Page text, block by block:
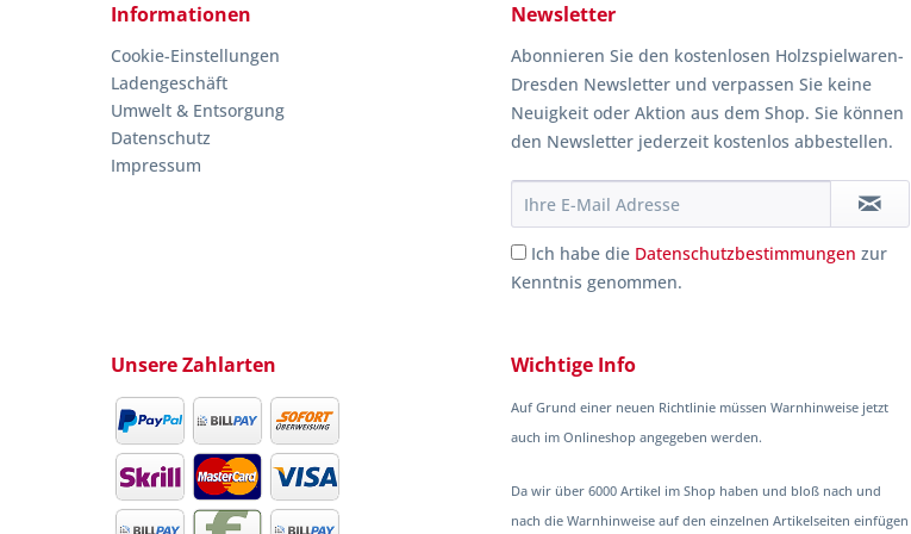
Informationen
Cookie-Einstellungen
Ladengeschäft
Umwelt & Entsorgung
Datenschutz
Impressum
Newsletter
Abonnieren Sie den kostenlosen Holzspielwaren-
Dresden Newsletter und verpassen Sie keine
Neuigkeit oder Aktion aus dem Shop. Sie können
den Newsletter jederzeit kostenlos abbestellen.
Ich habe die Datenschutzbestimmungen zur
Kenntnis genommen.
Unsere Zahlarten Wichtige Info
Auf Grund einer neuen Richtlinie müssen Warnhinweise jetzt
auch im Onlineshop angegeben werden.
Da wir über 6000 Artikel im Shop haben und bloß nach und
nach die Warnhinweise auf den einzelnen Artikelseiten einfügen